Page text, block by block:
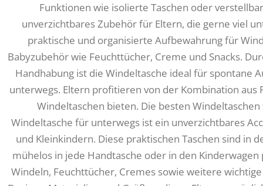
Funktionen wie isolierte Taschen oder
unverzichtbares Zubehör für Eltern, die gerne viel
praktische und organisierte Aufbewahrung für
Babyzubehör wie Feuchttücher, Creme und Snacks.
Handhabung ist die Windeltasche ideal für spontane
unterwegs. Eltern profitieren von der Kombination
Windeltaschen bieten. Die besten
Windeltasche für unterwegs ist ein unverzichtbares
und Kleinkindern. Diese praktischen Taschen sind in
mühelos in jede Handtasche oder in den
Windeln, Feuchttücher, Cremes sowie weitere